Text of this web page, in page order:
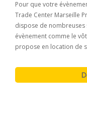
Pour que votre
Trade Center Marseille
dispose de nombreuses
évènement comme le
propose en location de